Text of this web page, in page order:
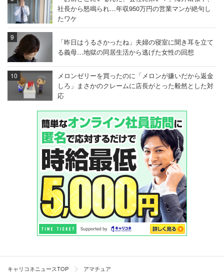
社長から怒鳴られ…年収950万円の営業マンが絶句し
たワケ
「昨日はうるさかったね」夫婦の寝室に聞き耳を立て
る義母…地獄の同居生活から逃げた女性の回想
メロンゼリーを買ったのに「メロンが嫌いだから返金
しろ」まさかのクレームに店長がとった毅然とした対
応
キャリコネニュースTOP アマチュア